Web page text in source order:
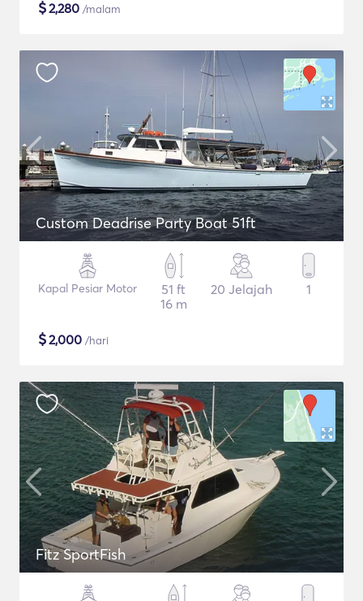
$2,280 /malam
Custom Deadrise Party Boat 51ft
Kapal Pesiar Motor
51 ft
16 m
20 Jelajah 1
$2,000 /hari
Fitz SportFish